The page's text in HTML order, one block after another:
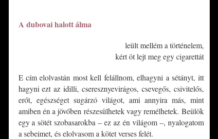
A dubovai halott álma
leült mellém a történelem,
kért öt lejt meg egy cigarettát
E cím elolvastán most kell felállnom, elhagyni a sétányt, itt
hagyni ezt az idilli, cseresznyevirágos, csevegős, csivitelős,
erőt, egészséget sugárzó világot, ami annyira más, mint
amiben én a jövőben részesülhetek vagy remélhetek. Beülök
egy a sötét szobasarokba – ez az én világom –, nyalogatom
a sebeimet, és elolvasom a kötet verses felét.